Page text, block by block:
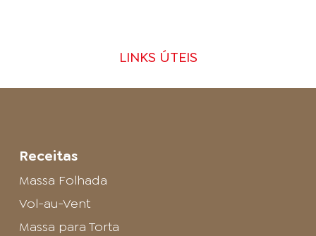
LINKS ÚTEIS
Receitas
Massa Folhada
Vol-au-Vent
Massa para Torta